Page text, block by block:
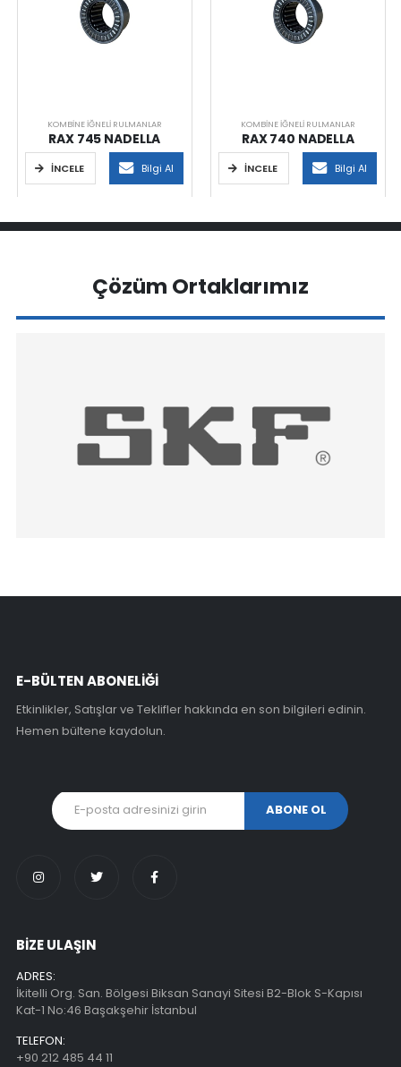
KOMBINE İĞNELI RULMANLAR
RAX 745 NADELLA
İNCELE Bilgi Al
KOMBINE İĞNELI RULMANLAR
RAX 740 NADELLA
İNCELE Bilgi Al
Çözüm Ortaklarımız
E-BÜLTEN ABONELİĞİ
Etkinlikler, Satışlar ve Teklifler hakkında en son bilgileri edinin.
Hemen bültene kaydolun.
BİZE ULAŞIN
ADRES:
İkitelli Org. San. Bölgesi Biksan Sanayi Sitesi B2-Blok S-Kapısı
Kat-1 No:46 Başakşehir İstanbul
TELEFON:
+90 212 485 44 11